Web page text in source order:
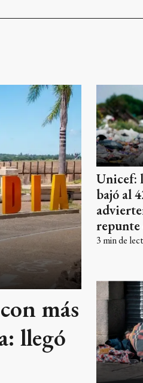
más
llegó
Unicef:
bajó al
repunte
3 min de